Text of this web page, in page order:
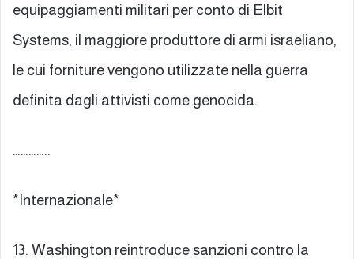
equipaggiamenti militari per conto di Elbit
Systems, il maggiore produttore di armi israeliano,
le cui forniture vengono utilizzate nella guerra
definita dagli attivisti come genocida.
…………..
*Internazionale*
13. Washington reintroduce sanzioni contro la